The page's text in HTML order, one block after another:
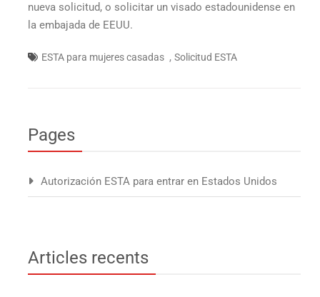
nueva solicitud, o solicitar un visado estadounidense en
la embajada de EEUU.
ESTA para mujeres casadas , Solicitud ESTA
Pages
Autorización ESTA para entrar en Estados Unidos
Articles recents